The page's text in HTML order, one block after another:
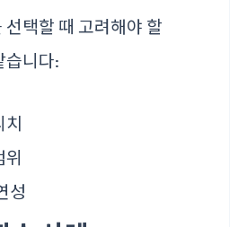
선택할 때 고려해야 할
습니다:
성